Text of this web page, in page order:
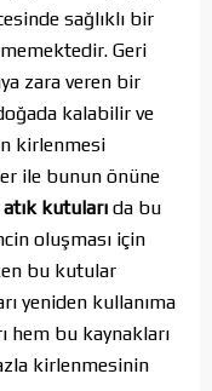
sağlıklı bir
Geri
zara veren bir
kalabilir ve
kirlenmesi
ile bunun önüne
kutuları da bu
oluşması için
bu kutular
yeniden kullanıma
hem bu kaynakları
kirlenmesinin